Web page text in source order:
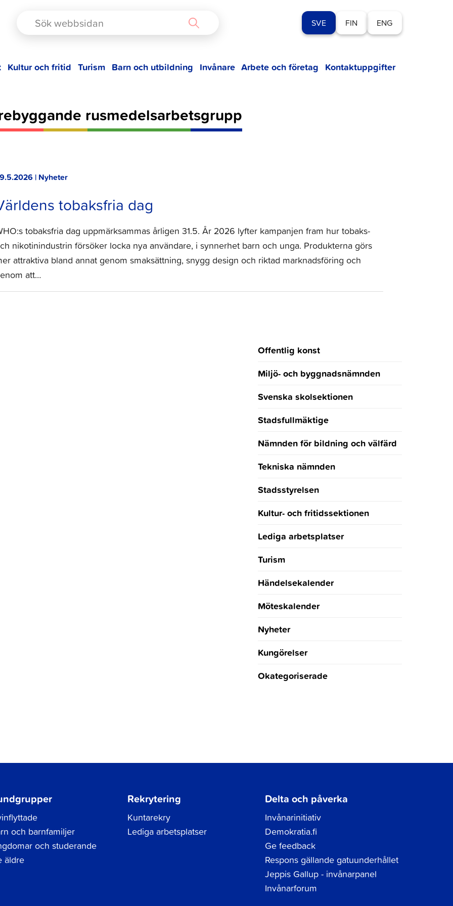
SVE FIN ENG
Kultur och fritid Turism Barn och utbildning Invånare Arbete och företag Kontaktuppgifter
rusmedelsarbetsgrupp
| Nyheter
tobaksfria dag
tobaksfria dag uppmärksammas årligen 31.5. År 2026 lyfter kampanjen fram hur tobaks-
nikotinindustrin försöker locka nya användare, i synnerhet barn och unga. Produkterna görs
attraktiva bland annat genom smaksättning, snygg design och riktad marknadsföring och
att…
Offentlig konst
Miljö- och byggnadsnämnden
Svenska skolsektionen
Stadsfullmäktige
Nämnden för bildning och välfärd
Tekniska nämnden
Stadsstyrelsen
Kultur- och fritidssektionen
Lediga arbetsplatser
Turism
Händelsekalender
Möteskalender
Nyheter
Kungörelser
Okategoriserade
och barnfamiljer
och studerande
äldre
Rekrytering
Kuntarekry
Lediga arbetsplatser
Delta och påverka
Invånarinitiativ
Demokratia.fi
Ge feedback
Respons gällande gatuunderhållet
Jeppis Gallup - invånarpanel
Invånarforum